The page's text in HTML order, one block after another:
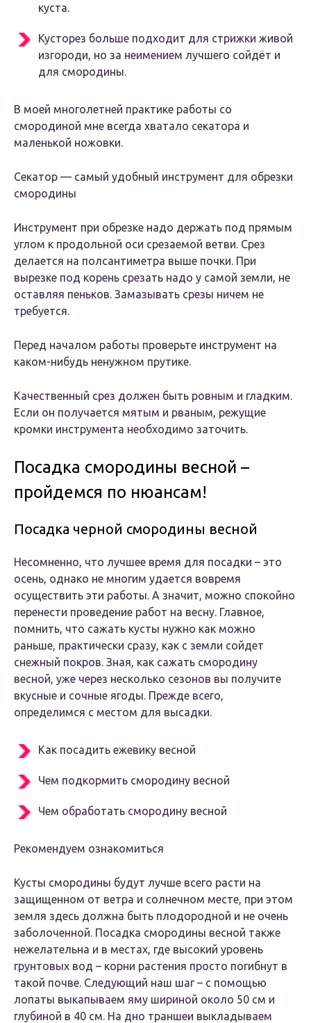
куста.
Кусторез больше подходит для стрижки живой
изгороди, но за неимением лучшего сойдёт и
для смородины.
В моей многолетней практике работы со
смородиной мне всегда хватало секатора и
маленькой ножовки.
Секатор — самый удобный инструмент для обрезки
смородины
Инструмент при обрезке надо держать под прямым
углом к продольной оси срезаемой ветви. Срез
делается на полсантиметра выше почки. При
вырезке под корень срезать надо у самой земли, не
оставляя пеньков. Замазывать срезы ничем не
требуется.
Перед началом работы проверьте инструмент на
каком-нибудь ненужном прутике.
Качественный срез должен быть ровным и гладким.
Если он получается мятым и рваным, режущие
кромки инструмента необходимо заточить.
Посадка смородины весной –
пройдемся по нюансам!
Посадка черной смородины весной
Несомненно, что лучшее время для посадки – это
осень, однако не многим удается вовремя
осуществить эти работы. А значит, можно спокойно
перенести проведение работ на весну. Главное,
помнить, что сажать кусты нужно как можно
раньше, практически сразу, как с земли сойдет
снежный покров. Зная, как сажать смородину
весной, уже через несколько сезонов вы получите
вкусные и сочные ягоды. Прежде всего,
определимся с местом для высадки.
Как посадить ежевику весной
Чем подкормить смородину весной
Чем обработать смородину весной
Рекомендуем ознакомиться
Кусты смородины будут лучше всего расти на
защищенном от ветра и солнечном месте, при этом
земля здесь должна быть плодородной и не очень
заболоченной. Посадка смородины весной также
нежелательна и в местах, где высокий уровень
грунтовых вод – корни растения просто погибнут в
такой почве. Следующий наш шаг – с помощью
лопаты выкапываем яму шириной около 50 см и
глубиной в 40 см. На дно траншеи выкладываем